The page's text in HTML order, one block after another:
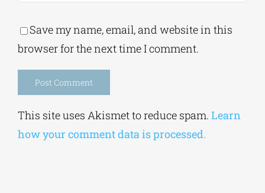
Save my name, email, and website in this
browser for the next time I comment.
This site uses Akismet to reduce spam. Learn
how your comment data is processed.